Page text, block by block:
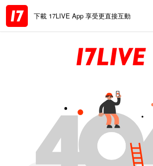
下載 17LIVE App 享受更直接互動